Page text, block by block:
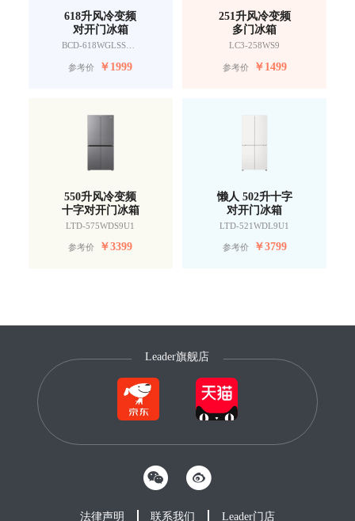
618升风冷变频
对开门冰箱
BCD-618WGLSSEDW9
参考价 ￥1999
251升风冷变频
多门冰箱
LC3-258WS9
参考价 ￥1499
550升风冷变频
十字对开门冰箱
LTD-575WDS9U1
参考价 ￥3399
懒人 502升十字
对开门冰箱
LTD-521WDL9U1
参考价 ￥3799
Leader旗舰店
法律声明 联系我们 Leader门店